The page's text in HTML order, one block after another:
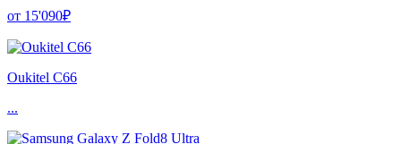
от 15'090₽
Oukitel C66
...